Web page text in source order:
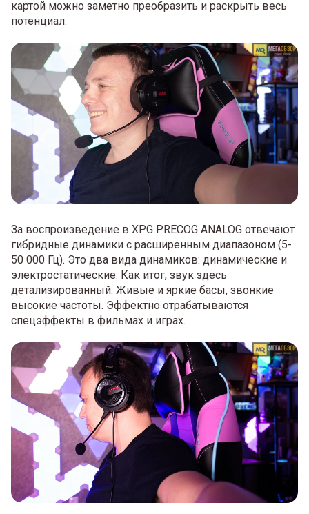
картой можно заметно преобразить и раскрыть весь
потенциал.
За воспроизведение в XPG PRECOG ANALOG отвечают
гибридные динамики с расширенным диапазоном (5-
50 000 Гц). Это два вида динамиков: динамические и
электростатические. Как итог, звук здесь
детализированный. Живые и яркие басы, звонкие
высокие частоты. Эффектно отрабатываются
спецэффекты в фильмах и играх.